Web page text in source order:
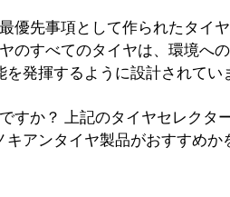
優先事項として作られたタイ
のすべてのタイヤは、環境へ
発揮するように設計されてい
すか？
上記のタイヤセレクタ
アンタイヤ製品がおすすめか